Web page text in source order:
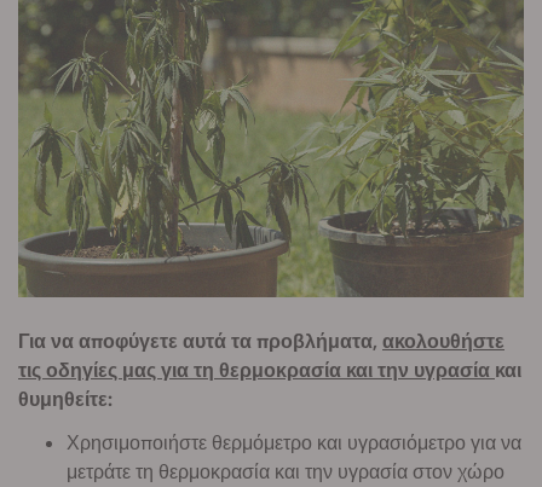
Για να αποφύγετε αυτά τα προβλήματα, ακολουθήστε
τις οδηγίες μας για τη θερμοκρασία και την υγρασία και
θυμηθείτε:
Χρησιμοποιήστε θερμόμετρο και υγρασιόμετρο για να
μετράτε τη θερμοκρασία και την υγρασία στον χώρο